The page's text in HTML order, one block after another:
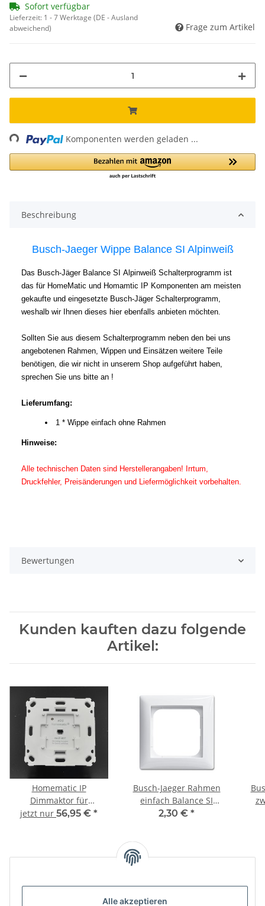
Alle akzeptieren
Sofort verfügbar
Lieferzeit: 1 - 7 Werktage (DE - Ausland
abweichend)
Frage zum Artikel
Komponenten werden geladen ...
Beschreibung
Busch-Jaeger Wippe Balance SI Alpinweiß
Das Busch-Jäger Balance SI Alpinweiß Schalterprogramm ist
das für HomeMatic und Homamtic IP Komponenten am meisten
gekaufte und eingesetzte Busch-Jäger Schalterprogramm,
weshalb wir Ihnen dieses hier ebenfalls anbieten möchten.
Sollten Sie aus diesem Schalterprogramm neben den bei uns
angebotenen Rahmen, Wippen und Einsätzen weitere Teile
benötigen, die wir nicht in unserem Shop aufgeführt haben,
sprechen Sie uns bitte an !
Lieferumfang:
1 * Wippe einfach ohne Rahmen
Hinweise:
Alle technischen Daten sind Herstellerangaben! Irrtum,
Druckfehler, Preisänderungen und Liefermöglichkeit vorbehalten.
Bewertungen
Kunden kauften dazu folgende
Artikel:
Homematic IP
Dimmaktor für
Markenschalter –
jetzt nur 56,95 € *
Busch-Jaeger Rahmen
einfach Balance SI
Alpinweiß
2,30 € *